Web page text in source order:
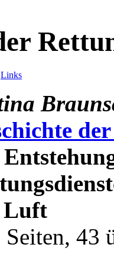
Links
Luft
Seiten, 43